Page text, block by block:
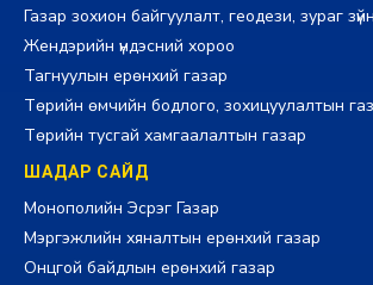
Газар зохион байгуулалт, геодези, зураг
Жендэрийн үндэсний хороо
Тагнуулын ерөнхий газар
Төрийн өмчийн бодлого, зохицуулалтын
Төрийн тусгай хамгаалалтын газар
ШАДАР САЙД
Монополийн Эсрэг Газар
Мэргэжлийн хяналтын ерөнхий газар
Онцгой байдлын ерөнхий газар